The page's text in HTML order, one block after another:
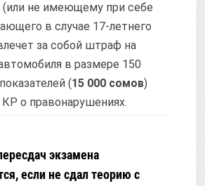
(или не имеющему при себе
в случае 17-летнего
за собой штраф на
в размере 150
(15 000 сомов)
о правонарушениях.
экзамена
если не сдал теорию с